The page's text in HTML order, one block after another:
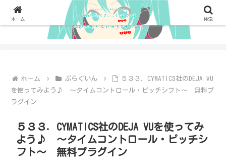
ホーム ぷらぐいん
５３３．CYMATICS社のDEJA VU
を使ってみよう♪ ～タイムコントロール・ピッチシフト～ 無料プ
ラグイン
５３３．CYMATICS社のDEJA VUを使ってみ
よう♪ ～タイムコントロール・ピッチシ
フト～ 無料プラグイン
ホーム 検索